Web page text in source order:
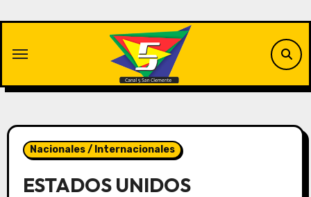
contenido
Nacionales / Internacionales
ESTADOS UNIDOS